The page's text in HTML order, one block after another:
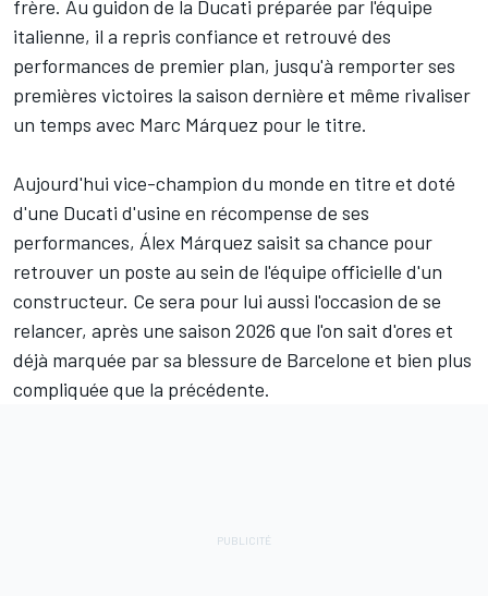
frère. Au guidon de la Ducati préparée par l'équipe
italienne, il a repris confiance et retrouvé des
performances de premier plan, jusqu'à remporter ses
premières victoires la saison dernière et même rivaliser
un temps avec Marc Márquez pour le titre.
Aujourd'hui vice-champion du monde en titre et doté
d'une Ducati d'usine en récompense de ses
performances, Álex Márquez saisit sa chance pour
retrouver un poste au sein de l'équipe officielle d'un
constructeur. Ce sera pour lui aussi l'occasion de se
relancer, après une saison 2026 que l'on sait d'ores et
déjà marquée par sa blessure de Barcelone et bien plus
compliquée que la précédente.